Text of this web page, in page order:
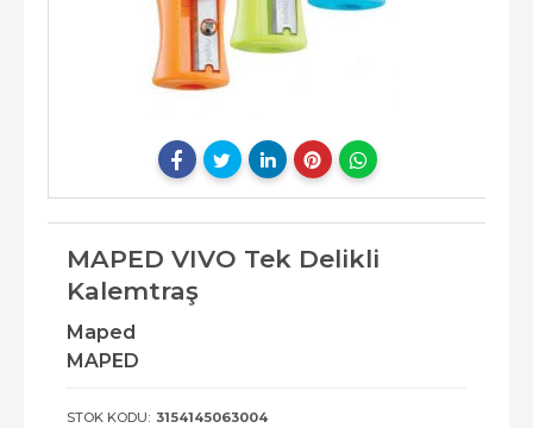
MAPED VIVO Tek Delikli
Kalemtraş
Maped
MAPED
STOK KODU: 3154145063004